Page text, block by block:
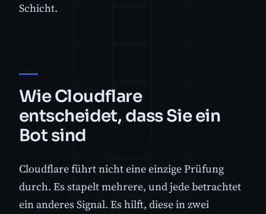
Schicht.
Wie Cloudflare
entscheidet, dass Sie ein
Bot sind
Cloudflare führt nicht eine einzige Prüfung
durch. Es stapelt mehrere, und jede betrachtet
ein anderes Signal. Es hilft, diese in zwei